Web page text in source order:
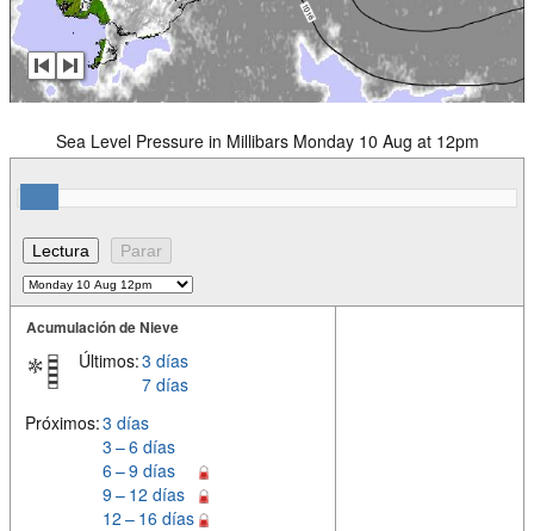
Sea Level Pressure in Millibars Monday 10 Aug at 12pm
Acumulación de Nieve
Últimos:3 días
7 días
Próximos:3 días
3 – 6 días
6 – 9 días
9 – 12 días
12 – 16 días